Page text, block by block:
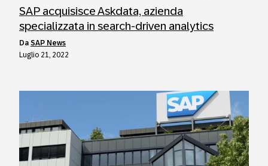
SAP acquisisce Askdata, azienda
specializzata in search-driven analytics
da SAP News
Luglio 21, 2022